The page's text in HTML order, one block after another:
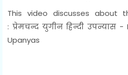
This video discusses about
: प्रेमचन्द युगीन हिन्दी उपन्यास -
Upanyas